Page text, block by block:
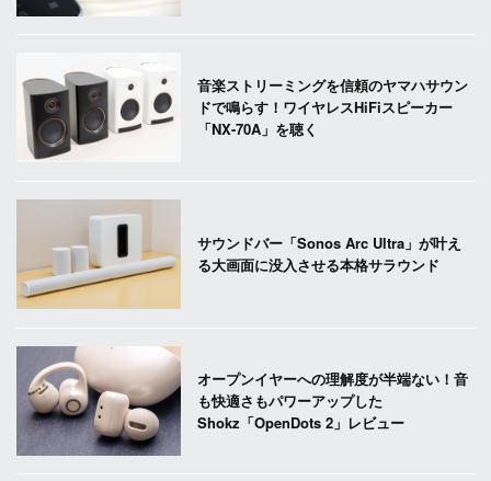
音楽ストリーミングを信頼のヤマハサウン
ドで鳴らす！ワイヤレスHiFiスピーカー
「NX-70A」を聴く
サウンドバー「Sonos Arc Ultra」が叶え
る大画面に没入させる本格サラウンド
オープンイヤーへの理解度が半端ない！音
も快適さもパワーアップした
Shokz「OpenDots 2」レビュー